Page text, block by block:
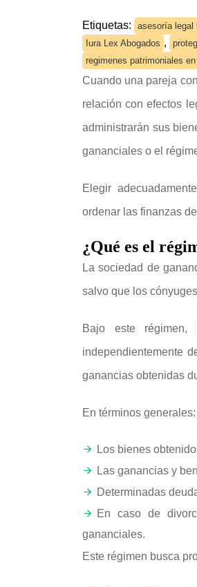
Etiquetas: asesoría legal
Iura Lex Abogados ,
regimenes patrimoniales
Cuando una pareja
relación con efectos
administrarán sus
gananciales o el
Elegir
ordenar las finanzas
¿Qué es el
La sociedad de
salvo que los
Bajo este régimen,
independientemente
ganancias obtenidas
En términos generales:
Los bienes
Las ganancias y
Determinadas
En caso de
gananciales.
Este régimen busca